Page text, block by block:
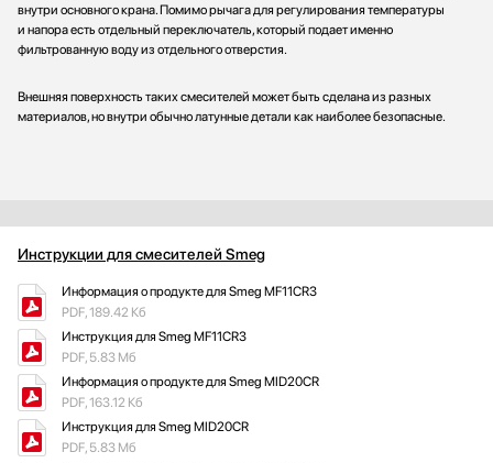
внутри основного крана. Помимо рычага для регулирования температуры
и напора есть отдельный переключатель, который подает именно
фильтрованную воду из отдельного отверстия.
Внешняя поверхность таких смесителей может быть сделана из разных
материалов, но внутри обычно латунные детали как наиболее безопасные.
Инструкции для смесителей Smeg
Информация о продукте для Smeg MF11CR3
PDF, 189.42 Кб
Инструкция для Smeg MF11CR3
PDF, 5.83 Мб
Информация о продукте для Smeg MID20CR
PDF, 163.12 Кб
Инструкция для Smeg MID20CR
PDF, 5.83 Мб